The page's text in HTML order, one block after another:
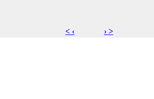
< ‹ › >